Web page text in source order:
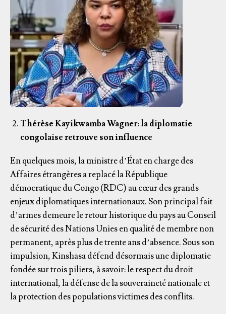
Thérèse Kayikwamba Wagner: la diplomatie
congolaise retrouve son influence
En quelques mois, la ministre d’État en charge des
Affaires étrangères a replacé la République
démocratique du Congo (RDC) au cœur des grands
enjeux diplomatiques internationaux. Son principal fait
d’armes demeure le retour historique du pays au Conseil
de sécurité des Nations Unies en qualité de membre non
permanent, après plus de trente ans d’absence. Sous son
impulsion, Kinshasa défend désormais une diplomatie
fondée sur trois piliers, à savoir: le respect du droit
international, la défense de la souveraineté nationale et
la protection des populations victimes des conflits.